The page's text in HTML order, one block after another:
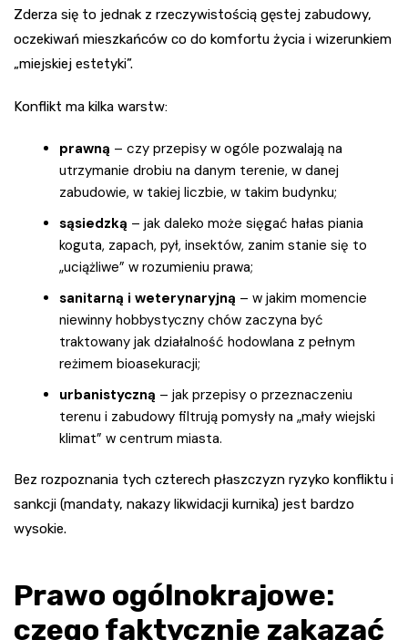
Zderza się to jednak z rzeczywistością gęstej zabudowy,
oczekiwań mieszkańców co do komfortu życia i wizerunkiem
„miejskiej estetyki”.
Konflikt ma kilka warstw:
prawną – czy przepisy w ogóle pozwalają na
utrzymanie drobiu na danym terenie, w danej
zabudowie, w takiej liczbie, w takim budynku;
sąsiedzką – jak daleko może sięgać hałas piania
koguta, zapach, pył, insektów, zanim stanie się to
„uciążliwe” w rozumieniu prawa;
sanitarną i weterynaryjną – w jakim momencie
niewinny hobbystyczny chów zaczyna być
traktowany jak działalność hodowlana z pełnym
reżimem bioasekuracji;
urbanistyczną – jak przepisy o przeznaczeniu
terenu i zabudowy filtrują pomysły na „mały wiejski
klimat” w centrum miasta.
Bez rozpoznania tych czterech płaszczyzn ryzyko konfliktu i
sankcji (mandaty, nakazy likwidacji kurnika) jest bardzo
wysokie.
Prawo ogólnokrajowe:
czego faktycznie zakazać